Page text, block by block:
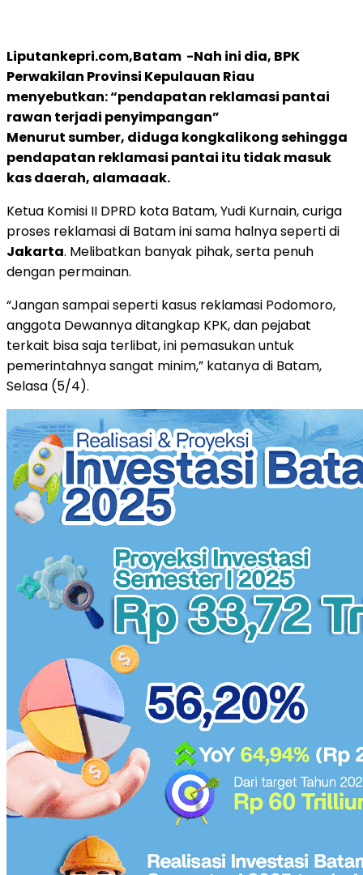
Liputankepri.com,Batam -Nah ini dia, BPK
Perwakilan Provinsi Kepulauan Riau
menyebutkan: “pendapatan reklamasi pantai
rawan terjadi penyimpangan”
Menurut sumber, diduga kongkalikong sehingga
pendapatan reklamasi pantai itu tidak masuk
kas daerah, alamaaak.
Ketua Komisi II DPRD kota Batam, Yudi Kurnain, curiga
proses reklamasi di Batam ini sama halnya seperti di
Jakarta. Melibatkan banyak pihak, serta penuh
dengan permainan.
“Jangan sampai seperti kasus reklamasi Podomoro,
anggota Dewannya ditangkap KPK, dan pejabat
terkait bisa saja terlibat, ini pemasukan untuk
pemerintahnya sangat minim,” katanya di Batam,
Selasa (5/4).